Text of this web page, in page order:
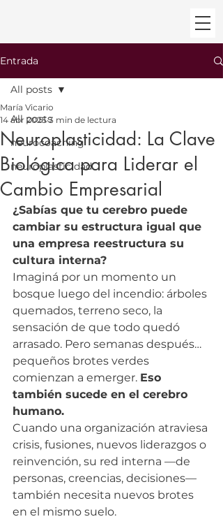
Entrada
All posts
neurocoaching
neuroplasticidad
All posts
Neuroplasticidad: La Clave
Biológica para Liderar el
Cambio Empresarial
María Vicario
14 abr 2025 3 min de lectura
¿Sabías que tu cerebro puede
cambiar su estructura igual que
una empresa reestructura su
cultura interna?
Imaginá por un momento un
bosque luego del incendio: árboles
quemados, terreno seco, la
sensación de que todo quedó
arrasado. Pero semanas después…
pequeños brotes verdes
comienzan a emerger. Eso
también sucede en el cerebro
humano.
Cuando una organización atraviesa
crisis, fusiones, nuevos liderazgos o
reinvención, su red interna —de
personas, creencias, decisiones—
también necesita nuevos brotes
en el mismo suelo.